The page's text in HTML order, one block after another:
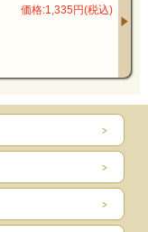
価格:1,335円(税込)